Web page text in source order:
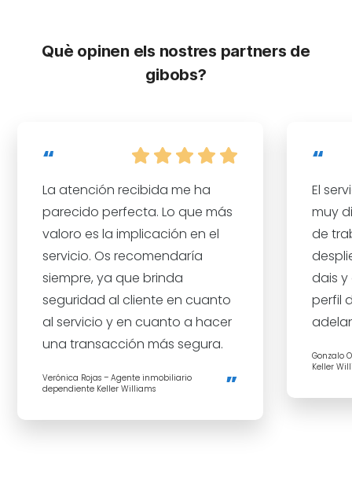
Què opinen els nostres partners de
gibobs?
La atención recibida me ha
parecido perfecta. Lo que más
valoro es la implicación en el
servicio. Os recomendaría
siempre, ya que brinda
seguridad al cliente en cuanto
al servicio y en cuanto a hacer
una transacción más segura.
Verónica Rojas – Agente inmobiliario
dependiente Keller Williams
El
muy
de
dais
perfil
Gonzalo
Keller